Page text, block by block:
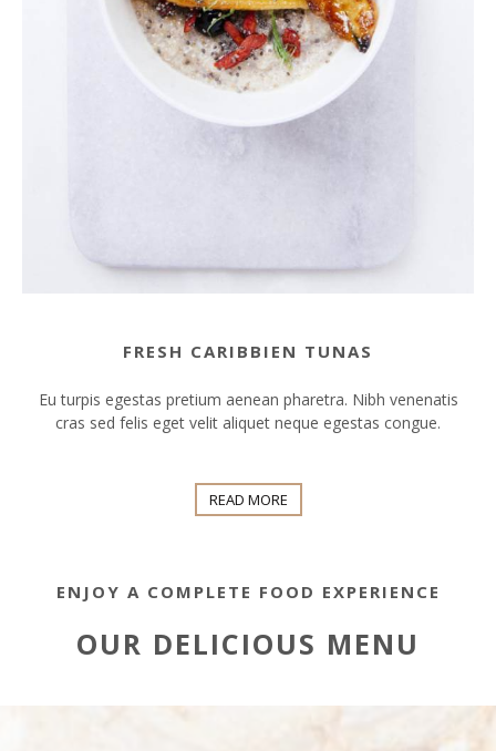
FRESH CARIBBIEN TUNAS
Eu turpis egestas pretium aenean pharetra. Nibh venenatis
cras sed felis eget velit aliquet neque egestas congue.
READ MORE
ENJOY A COMPLETE FOOD EXPERIENCE
OUR DELICIOUS MENU